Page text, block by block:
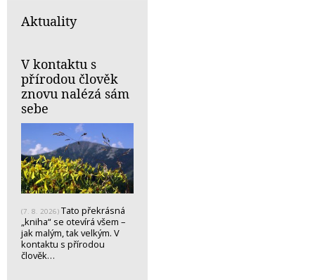
Aktuality
V kontaktu s
přírodou člověk
znovu nalézá sám
sebe
(7. 8. 2026) Tato překrásná
„kniha“ se otevírá všem –
jak malým, tak velkým. V
kontaktu s přírodou
člověk…